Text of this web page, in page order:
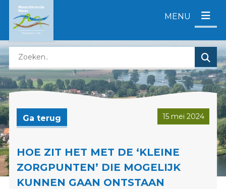
e
c
t
n
a
a
r
c
o
n
t
e
MENU
Z
o
e
k
e
n
o
p
d
e
Ga terug
HOE ZIT HET MET DE ‘KLEINE
ZORGPUNTEN’ DIE MOGELIJK
KUNNEN GAAN ONTSTAAN
15 mei 2024